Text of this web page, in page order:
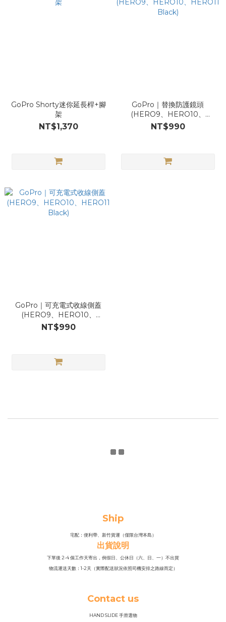
GoPro Shorty迷你延長桿+腳
架
NT$1,370
GoPro｜替換防護鏡頭
(HERO9、HERO10、
HERO11 Black)
NT$990
GoPro｜可充電式收線側蓋
(HERO9、HERO10、
HERO11 Black)
NT$990
Ship
宅配：便利帶、新竹貨運（僅限台灣本島）
出貨說明
下單後 2-4 個工作天寄出，例假日、公休日（六、日、一）不出貨
物流運送天數：1-2天（實際配送狀況依照司機安排之路線而定）
Contact us
HAND SLIDE 手滑選物